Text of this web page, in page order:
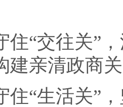
住“交往关”
建亲清政商
住“生活关”